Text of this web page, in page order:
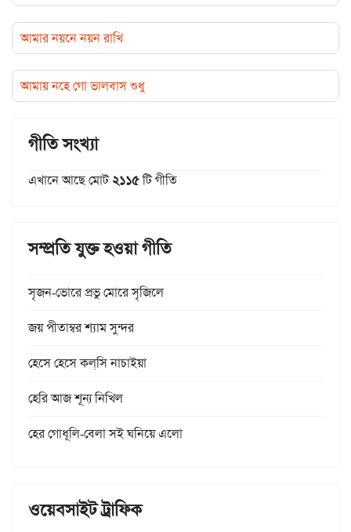
আমার নয়নে নয়ন রাখি
আমায় নহে গো ভালবাস শুধু
গীতি সংখ্যা
এখানে আছে মোট২১১৫টি গীতি
সম্প্রতি যুক্ত হওয়া গীতি
সৃজন-ভোরে প্রভু মোরে সৃজিলে
জয় পীতাম্বর শ্যাম সুন্দর
হেসে হেসে কল্‌সি নাচাইয়া
হেরি আজ শূন্য নিখিল
হের গোধূলি-বেলা সই ঘনিয়ে এলো
ওয়েবসাইট ট্রাফিক